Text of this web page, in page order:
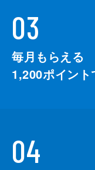
03
毎月もらえる
1,200ポイント
04